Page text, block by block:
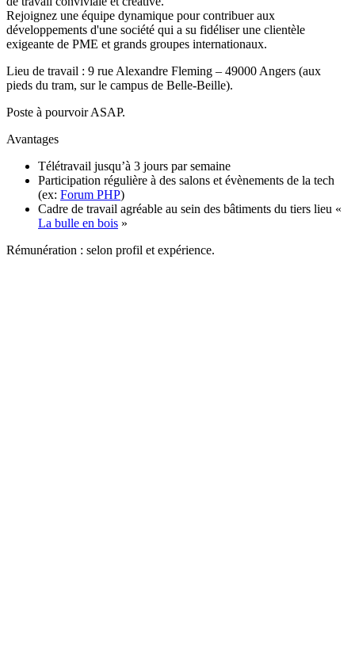
Rejoignez une équipe dynamique pour contribuer aux
développements d'une société qui a su fidéliser une clientèle
exigeante de PME et grands groupes internationaux.
Lieu de travail : 9 rue Alexandre Fleming – 49000 Angers (aux
pieds du tram, sur le campus de Belle-Beille).
Poste à pourvoir ASAP.
Avantages
Télétravail jusqu’à 3 jours par semaine
Participation régulière à des salons et évènements de la tech
(ex: Forum PHP)
Cadre de travail agréable au sein des bâtiments du tiers lieu «
La bulle en bois »
Rémunération : selon profil et expérience.